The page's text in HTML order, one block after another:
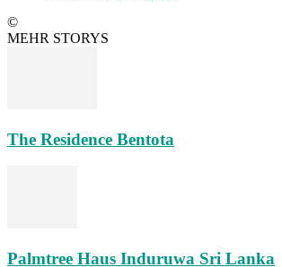
©
MEHR STORYS
The Residence Bentota
Palmtree Haus Induruwa Sri Lanka